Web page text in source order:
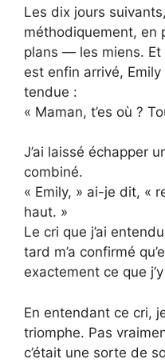
Les dix jours
méthodiquement, en
plans — les miens.
est enfin arrivé, Emily
tendue :
« Maman, t’es où ?
J’ai laissé échapper
combiné.
« Emily, » ai-je dit, «
haut. »
Le cri que j’ai
tard m’a confirmé
exactement ce que
En entendant ce cri,
triomphe. Pas
c’était une sorte de